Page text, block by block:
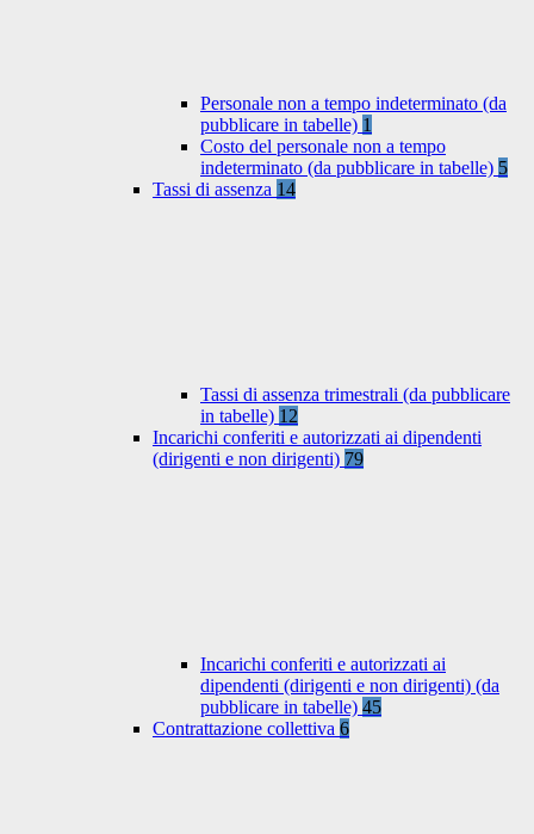
Personale non a tempo indeterminato (da
pubblicare in tabelle) 1
Costo del personale non a tempo
indeterminato (da pubblicare in tabelle) 5
Tassi di assenza 14
Tassi di assenza trimestrali (da pubblicare
in tabelle) 12
Incarichi conferiti e autorizzati ai dipendenti
(dirigenti e non dirigenti) 79
Incarichi conferiti e autorizzati ai
dipendenti (dirigenti e non dirigenti) (da
pubblicare in tabelle) 45
Contrattazione collettiva 6